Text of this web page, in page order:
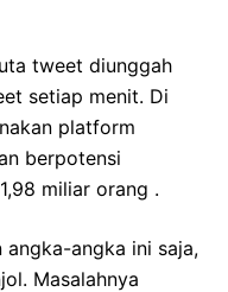
tweet diunggah
setiap menit. Di
platform
berpotensi
miliar orang .
angka ini saja,
Masalahnya